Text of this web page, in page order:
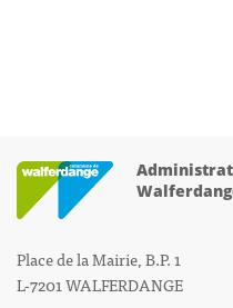
Place de la Mairie, B.P. 1
L-7201 WALFERDANGE